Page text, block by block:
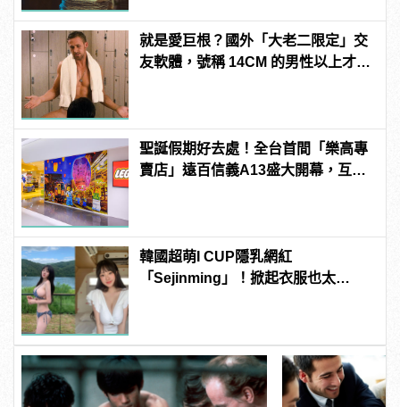
就是愛巨根？國外「大老二限定」交
友軟體，號稱 14CM 的男性以上才給
聖誕假期好去處！全台首間「樂高專
賣店」遠百信義A13盛大開幕，互動
韓國超萌I CUP隱乳網紅
「Sejinming」！掀起衣服也太